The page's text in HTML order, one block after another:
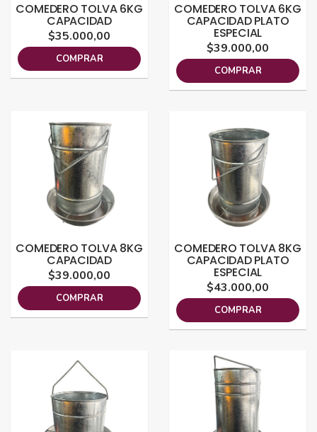
COMEDERO TOLVA 6KG
CAPACIDAD
$35.000,00
COMPRAR
COMEDERO TOLVA 6KG
CAPACIDAD PLATO
ESPECIAL
$39.000,00
COMPRAR
COMEDERO TOLVA 8KG
CAPACIDAD
$39.000,00
COMPRAR
COMEDERO TOLVA 8KG
CAPACIDAD PLATO
ESPECIAL
$43.000,00
COMPRAR